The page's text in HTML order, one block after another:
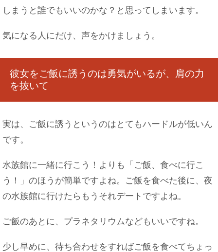
普通郵便で現金を送ったことがバレるとどうな
る？の疑問を解決
いて
しまうと誰でもいいのかな？と思ってしまいます。
気になる人にだけ、声をかけましょう。
彼女をご飯に誘うのは勇気がいるが、肩の力
を抜いて
実は、ご飯に誘うというのはとてもハードルが低いん
です。
水族館に一緒に行こう！よりも「ご飯、食べに行こ
う！」のほうが簡単ですよね。ご飯を食べた後に、夜
の水族館に行けたらもうそれデートですよね。
ご飯のあとに、プラネタリウムなどもいいですね。
少し早めに、待ち合わせをすればご飯を食べてちょっ